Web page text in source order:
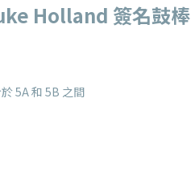
Holland 簽名鼓棒
5A 和 5B 之間